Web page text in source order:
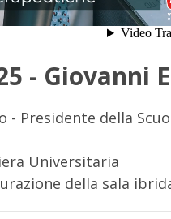
- Giovanni
- Presidente della
Universitaria
della sala